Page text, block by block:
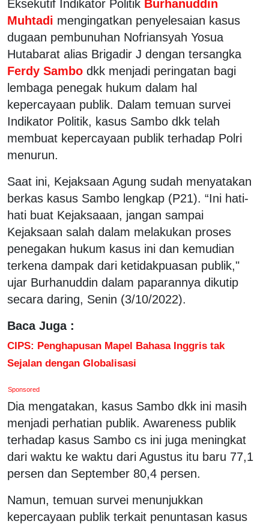
Eksekutif Indikator Politik Burhanuddin
Muhtadi mengingatkan penyelesaian kasus
dugaan pembunuhan Nofriansyah Yosua
Hutabarat alias Brigadir J dengan tersangka
Ferdy Sambo dkk menjadi peringatan bagi
lembaga penegak hukum dalam hal
kepercayaan publik. Dalam temuan survei
Indikator Politik, kasus Sambo dkk telah
membuat kepercayaan publik terhadap Polri
menurun.
Saat ini, Kejaksaan Agung sudah menyatakan
berkas kasus Sambo lengkap (P21). “Ini hati-
hati buat Kejaksaaan, jangan sampai
Kejaksaan salah dalam melakukan proses
penegakan hukum kasus ini dan kemudian
terkena dampak dari ketidakpuasan publik,"
ujar Burhanuddin dalam paparannya dikutip
secara daring, Senin (3/10/2022).
Baca Juga :
CIPS: Penghapusan Mapel Bahasa Inggris tak
Sejalan dengan Globalisasi
Sponsored
Dia mengatakan, kasus Sambo dkk ini masih
menjadi perhatian publik. Awareness publik
terhadap kasus Sambo cs ini juga meningkat
dari waktu ke waktu dari Agustus itu baru 77,1
persen dan September 80,4 persen.
Namun, temuan survei menunjukkan
kepercayaan publik terkait penuntasan kasus